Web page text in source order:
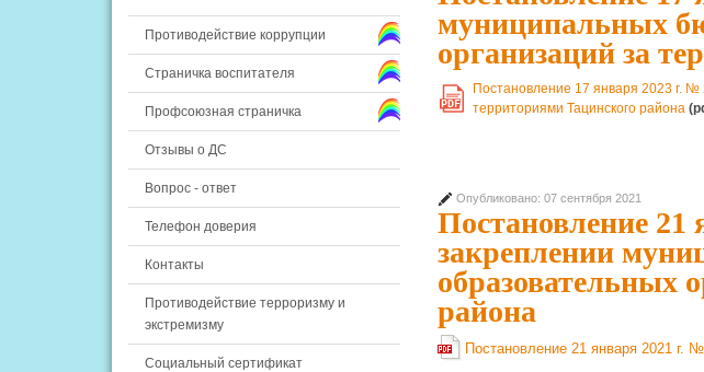
муниципальных
организаций за
PDF
Постановление 17 января 2023 г.
территориями Тацинского района
Опубликовано: 07 сентября 2021
Постановление 21
закреплении
образовательных
района
Постановление 21 января 2021 г.
Противодействие коррупции
Страничка воспитателя
Профсоюзная страничка
Отзывы о ДС
Вопрос - ответ
Телефон доверия
Контакты
Противодействие терроризму и
экстремизму
Социальный сертификат